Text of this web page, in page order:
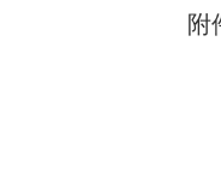
附件